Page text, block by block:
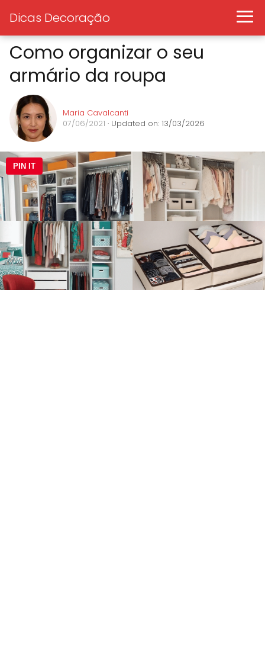
Dicas Decoração
Como organizar o seu
armário da roupa
Maria Cavalcanti
07/06/2021 · Updated on: 13/03/2026
PIN IT